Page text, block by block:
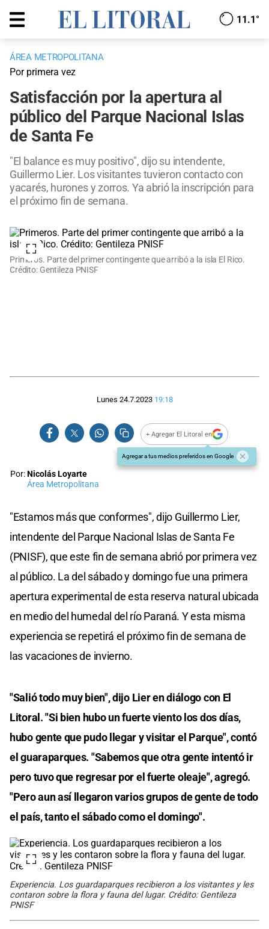
11.1°
ÁREA METROPOLITANA
Por primera vez
Satisfacción por la apertura al
público del Parque Nacional Islas
de Santa Fe
"El balance es muy positivo", dijo su intendente,
Guillermo Lier. Los visitantes tuvieron contacto con
yacarés, hurones y zorros. Ya abrió la inscripción para
el próximo fin de semana.
Primeros. Parte del primer contingente que arribó a la isla El Rico.
Crédito: Gentileza PNISF
Lunes 24.7.2023 19:18
+ Agregar El Litoral en
Agregar a tus medios preferidos en Google
Por:Nicolás Loyarte
Área Metropolitana
"Estamos más que conformes", dijo Guillermo Lier,
intendente del Parque Nacional Islas de Santa Fe
(PNISF), que este fin de semana abrió por primera vez
al público. La del sábado y domingo fue una primera
apertura experimental de esta reserva natural ubicada
en medio del humedal del río Paraná. Y esta misma
experiencia se repetirá el próximo fin de semana de
las vacaciones de invierno.
"Salió todo muy bien", dijo Lier en diálogo con El
Litoral. "Si bien hubo un fuerte viento los dos días,
hubo gente que pudo llegar y visitar el Parque", contó
el guaraparques. "Sabemos que otra gente intentó ir
pero tuvo que regresar por el fuerte oleaje", agregó.
"Pero aun así llegaron varios grupos de gente de todo
el país, tanto el sábado como el domingo".
Experiencia. Los guardaparques recibieron a los visitantes y les
contaron sobre la flora y fauna del lugar. Crédito: Gentileza
PNISF